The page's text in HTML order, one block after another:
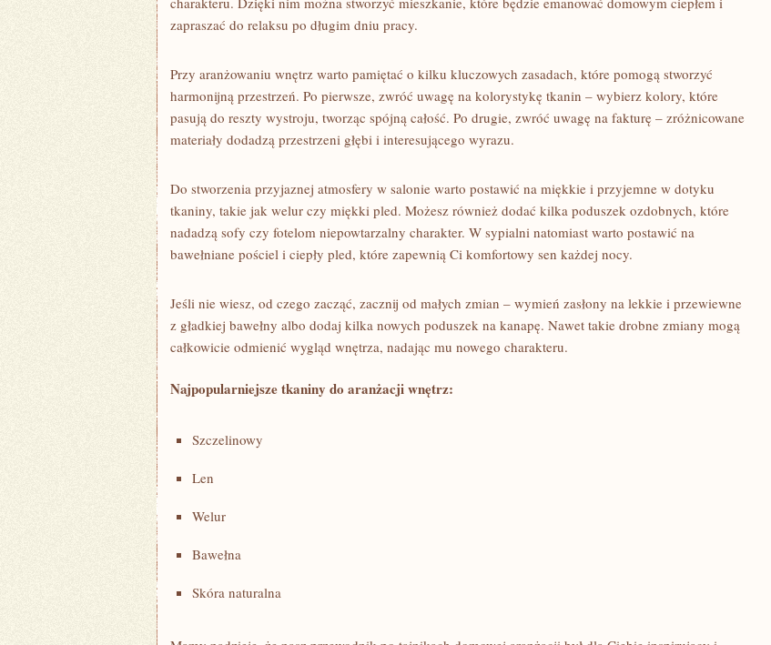
zapraszać do relaksu po długim dniu​ pracy.
Przy⁤ aranżowaniu wnętrz warto pamiętać⁤ o kilku kluczowych zasadach, które pomogą stworzyć
harmonijną⁢ przestrzeń. Po pierwsze, zwróć uwagę na kolorystykę tkanin – wybierz ‍kolory, które
pasują ​do reszty wystroju, tworząc spójną całość. Po​ drugie, zwróć uwagę na fakturę – zróżnicowane
materiały ⁢dodadzą przestrzeni głębi i interesującego ⁢wyrazu.
Do‍ stworzenia przyjaznej atmosfery w salonie ⁢warto postawić na miękkie i przyjemne w dotyku
tkaniny,⁣ takie jak welur ⁣czy miękki pled. Możesz również dodać kilka poduszek ⁢ozdobnych, które
nadadzą sofy czy fotelom niepowtarzalny charakter. W sypialni natomiast warto postawić ⁢na
bawełniane pościel ‍i ciepły ​pled, które zapewnią⁣ Ci ⁣komfortowy sen każdej nocy.
Jeśli nie ‌wiesz, od czego zacząć, zacznij od małych zmian – wymień zasłony ⁣na lekkie i przewiewne
z⁣ gładkiej bawełny ‍albo dodaj kilka ‌nowych poduszek⁢ na kanapę. Nawet takie drobne⁢ zmiany mogą
całkowicie odmienić wygląd wnętrza, nadając mu nowego charakteru.
Najpopularniejsze tkaniny‌ do aranżacji wnętrz:
Szczelinowy
Len
Welur
Bawełna
Skóra naturalna